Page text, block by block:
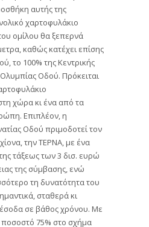
αυτής της
χαρτοφυλάκιο
ομίλου θα ξεπερνά
καθώς κατέχει επίσης
το 100% της Κεντρικής
Οδού. Πρόκειται
χώρα κι ένα από τα
Επιπλέον, η
Οδού πριμοδοτεί τον
την ΤΕΡΝΑ, με ένα
τάξεως των 3 δισ. ευρώ
της σύμβασης, ενώ
τη δυνατότητα του
σταθερά κι
σε βάθος χρόνου. Με
75% στο σχήμα